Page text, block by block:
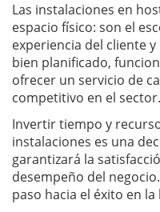
Las instalaciones en
espacio físico: son el
experiencia del cliente
bien planificado,
ofrecer un servicio de
competitivo en el sector.
Invertir tiempo y
instalaciones es una
garantizará la
desempeño del
paso hacia el éxito en